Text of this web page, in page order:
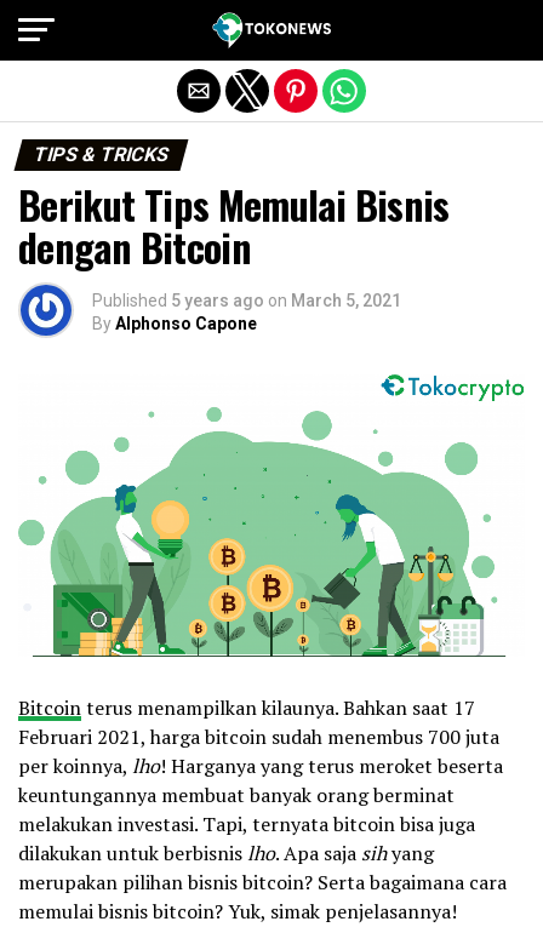
TIPS & TRICKS
Berikut Tips Memulai Bisnis
dengan Bitcoin
Published 5 years ago on March 5, 2021
ByAlphonso Capone
Bitcointerus menampilkan kilaunya. Bahkan saat 17
Februari 2021, harga bitcoin sudah menembus 700 juta
per koinnya, lho! Harganya yang terus meroket beserta
keuntungannya membuat banyak orang berminat
melakukan investasi. Tapi, ternyata bitcoin bisa juga
dilakukan untuk berbisnislho. Apa saja sihyang
merupakan pilihan bisnis bitcoin? Serta bagaimana cara
memulai bisnis bitcoin? Yuk, simak penjelasannya!
Exit mobile version